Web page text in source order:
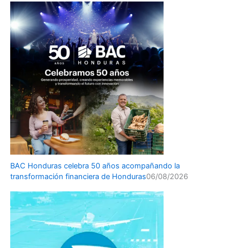
BAC Honduras celebra 50 años acompañando la
transformación financiera de Honduras06/08/2026